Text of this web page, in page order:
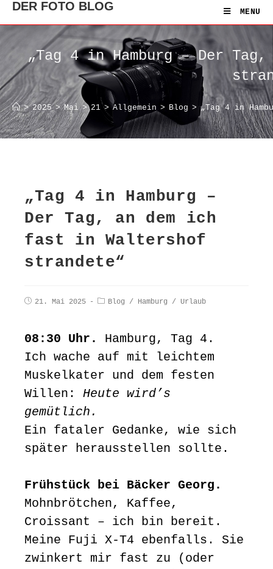
DER FOTO BLOG MENU
„Tag 4 in Hamburg – Der
> 2025 > Mai > 21 > Allgemein > Blog > „Tag 4 in
„Tag 4 in Hamburg –
Der Tag, an dem ich
fast in Waltershof
strandete“
21. Mai 2025 Blog / Hamburg / Urlaub
08:30 Uhr.
Hamburg, Tag 4.
Ich wache auf mit leichtem
Muskelkater und dem festen
Willen: Heute wird’s
gemütlich.
Ein fataler Gedanke, wie sich
später herausstellen sollte.
Frühstück bei Bäcker Georg.
Mohnbrötchen, Kaffee,
Croissant – ich bin bereit.
Meine Fuji X-T4 ebenfalls. Sie
zwinkert mir fast zu (oder